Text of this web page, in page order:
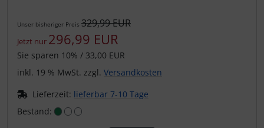
Unser bisheriger Preis 329,99 EUR
Jetzt nur 296,99 EUR
Sie sparen 10% / 33,00 EUR
inkl. 19 % MwSt. zzgl. Versandkosten
Lieferzeit: lieferbar 7-10 Tage
Bestand: